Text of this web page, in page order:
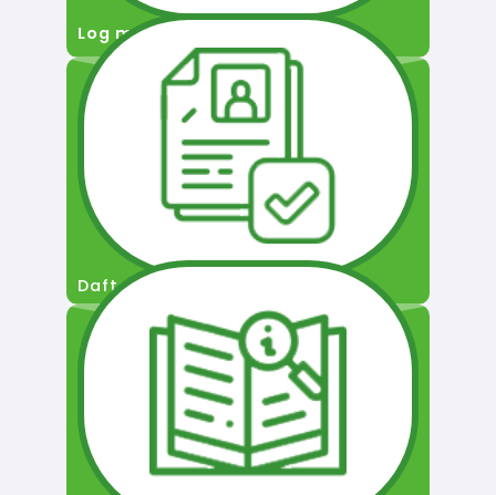
Log masuk
Daftar Pengguna